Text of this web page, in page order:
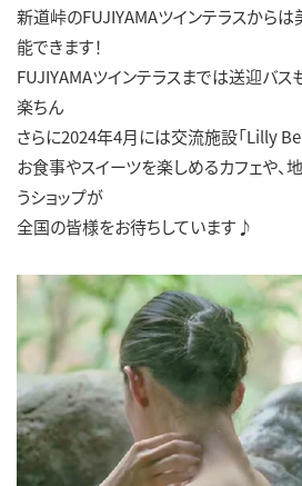
新道峠のFUJIYAMAツインテラスから
能できます！
FUJIYAMAツインテラスまでは送迎バス
楽ちん
さらに2024年4月には交流施設「Lilly
お食事やスイーツを楽しめるカフェや
うショップが
全国の皆様をお待ちしています♪